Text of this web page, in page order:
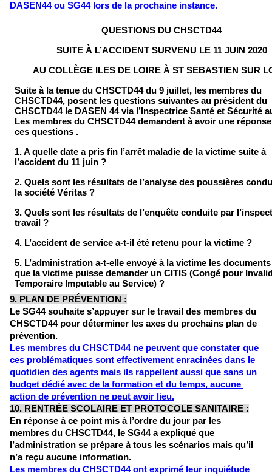
DASEN44 ou SG44 lors de la prochaine instance.
QUESTIONS DU CHSCTD44
SUITE À L’ACCIDENT SURVENU LE 11 JUIN 2020
AU COLLÈGE ILES DE LOIRE À ST SEBASTIEN SUR
Suite à la tenue du CHSCTD44 du 9 juillet, les membres du
CHSCTD44, posent les questions suivantes au président du
CHSCTD44 le DASEN 44 via l’Inspectrice Santé et Sécurité
Les membres du CHSCTD44 demandent à avoir une
ces questions .
1. A quelle date a pris fin l’arrêt maladie de la victime suite à
l’accident du 11 juin ?
2. Quels sont les résultats de l’analyse des poussières
la société Véritas ?
3. Quels sont les résultats de l’enquête conduite par
travail ?
4. L’accident de service a-t-il été retenu pour la victime ?
5. L’administration a-t-elle envoyé à la victime les
que la victime puisse demander un CITIS (Congé pour
Temporaire Imputable au Service) ?
9. PLAN DE PRÉVENTION :
Le SG44 souhaite s’appuyer sur le travail des membres du
CHSCTD44 pour déterminer les axes du prochains plan de
prévention.
Les membres du CHSCTD44 ne peuvent que constater que
ces problématiques sont effectivement enracinées dans le
quotidien des agents mais ils rappellent aussi que sans un
budget dédié avec de la formation et du temps, aucune
action de prévention ne peut avoir lieu.
10. RENTRÉE SCOLAIRE ET PROTOCOLE SANITAIRE :
En réponse à ce point mis à l’ordre du jour par les
membres du CHSCTD44, le SG44 a expliqué que
l’administration se prépare à tous les scénarios mais qu’il
n’a reçu aucune information.
Les membres du CHSCTD44 ont exprimé leur inquiétude